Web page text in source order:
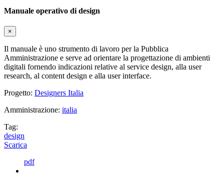
Manuale operativo di design
×
Il manuale è uno strumento di lavoro per la Pubblica
Amministrazione e serve ad orientare la progettazione di ambienti
digitali fornendo indicazioni relative al service design, alla user
research, al content design e alla user interface.
Progetto: Designers Italia
Amministrazione: italia
Tag:
design
Scarica
pdf